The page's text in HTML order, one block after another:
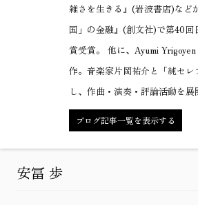
雑さを生きる』(岩波書店)など
国」の金融』(創文社)で第40回
賞受賞。 他に、Ayumi
作。音楽家片岡祐介と「純セ
し、作曲・演奏・評論活動を展
ブログ記事一覧を表示する
安冨 歩